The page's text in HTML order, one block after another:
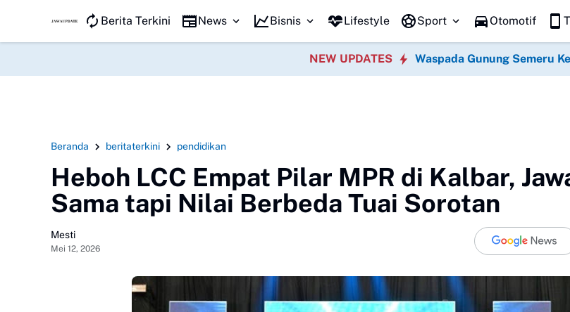
JAWA KILAT Fotografer Ponorogo Diduga Rekam
Berita Terkini News Bisnis Lifestyle Sport Otomotif
NEW UPDATES Waspada Gunung Semeru
Beranda beritaterkini pendidikan
Heboh LCC Empat Pilar MPR di Kalbar,
Sama tapi Nilai Berbeda Tuai Sorotan
Mesti
Mei 12, 2026